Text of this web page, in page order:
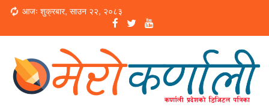
Loading...
आजः शुक्रबार, साउन २२, २०८३